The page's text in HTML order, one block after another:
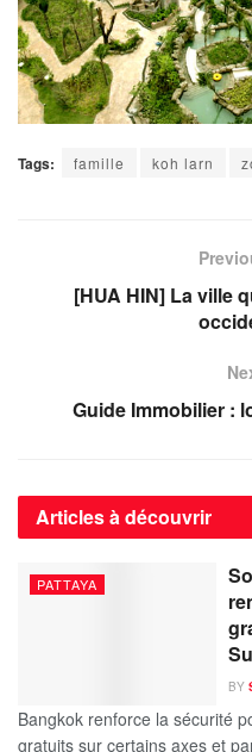
Tags: famille koh larn
[HUA HIN] La ville
Guide Immobilier :
Articles à découvrir
PATTAYA
BY
Bangkok renforce la sécurité
gratuits sur certains axes et